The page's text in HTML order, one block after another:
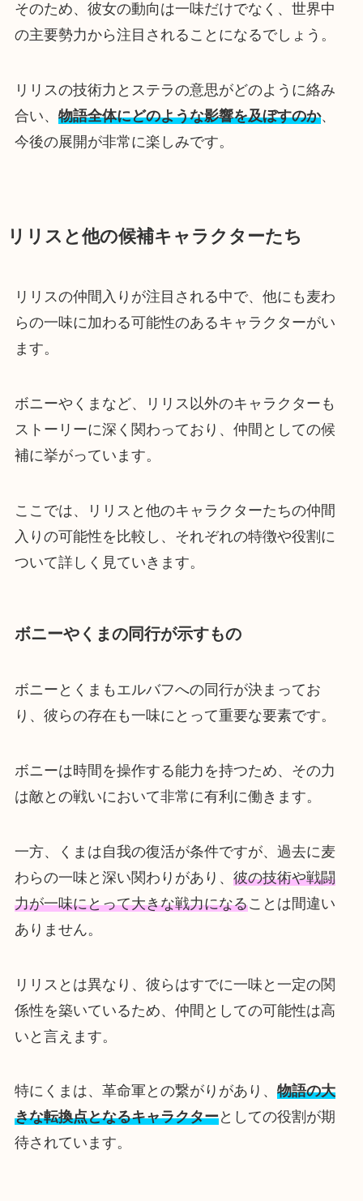
そのため、彼女の動向は一味だけでなく、世界中
の主要勢力から注目されることになるでしょう。
リリスの技術力とステラの意思がどのように絡み
合い、 物語全体にどのような影響を及ぼすのか、
今後の展開が非常に楽しみです。
リリスと他の候補キャラクターたち
リリスの仲間入りが注目される中で、他にも麦わ
らの一味に加わる可能性のあるキャラクターがい
ます。
ボニーやくまなど、リリス以外のキャラクターも
ストーリーに深く関わっており、仲間としての候
補に挙がっています。
ここでは、リリスと他のキャラクターたちの仲間
入りの可能性を比較し、それぞれの特徴や役割に
ついて詳しく見ていきます。
ボニーやくまの同行が示すもの
ボニーとくまもエルバフへの同行が決まってお
り、彼らの存在も一味にとって重要な要素です。
ボニーは時間を操作する能力を持つため、その力
は敵との戦いにおいて非常に有利に働きます。
一方、くまは自我の復活が条件ですが、過去に麦
わらの一味と深い関わりがあり、 彼の技術や戦闘
力が一味にとって大きな戦力になることは間違い
ありません。
リリスとは異なり、彼らはすでに一味と一定の関
係性を築いているため、仲間としての可能性は高
いと言えます。
特にくまは、革命軍との繋がりがあり、 物語の大
きな転換点となるキャラクターとしての役割が期
待されています。